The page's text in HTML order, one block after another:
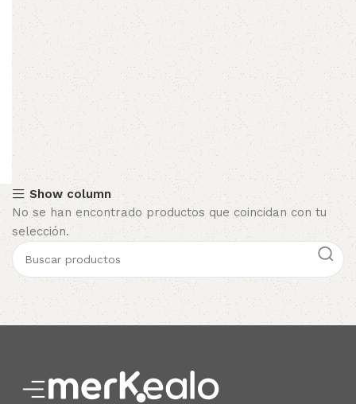
Show column
No se han encontrado productos que coincidan con tu
selección.